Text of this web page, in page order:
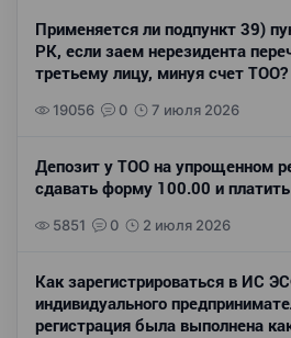
Применяется ли подпункт 39)
РК, если заем нерезидента
третьему лицу, минуя счет ТОО?
19056 0 7 июля 2026
Депозит у ТОО на упрощенном
сдавать форму 100.00 и
5851 0 2 июля 2026
Как зарегистрироваться в ИС
индивидуального
регистрация была выполнена